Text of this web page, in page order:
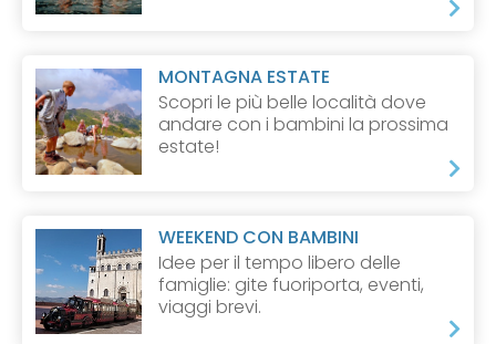
MONTAGNA ESTATE
Scopri le più belle località dove
andare con i bambini la prossima
estate!
WEEKEND CON BAMBINI
Idee per il tempo libero delle
famiglie: gite fuoriporta, eventi,
viaggi brevi.